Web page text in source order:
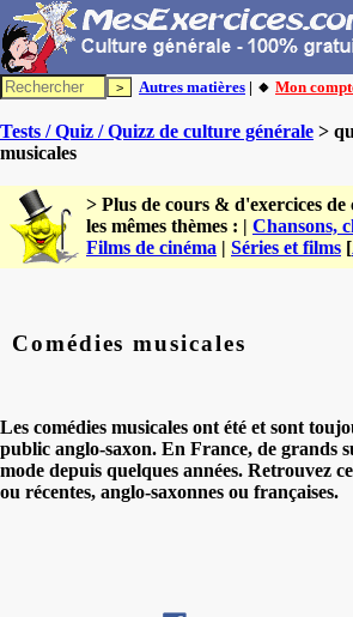
Autres matières | 🔸 Mon
Tests / Quiz / Quizz de culture générale >
musicales
> Plus de cours & d'exercices
les mêmes thèmes : | Chansons,
Films de cinéma | Séries et films [
Comédies musicales
Les comédies musicales ont été et sont
public anglo-saxon. En France, de grands
mode depuis quelques années. Retrouvez
ou récentes, anglo-saxonnes ou françaises.